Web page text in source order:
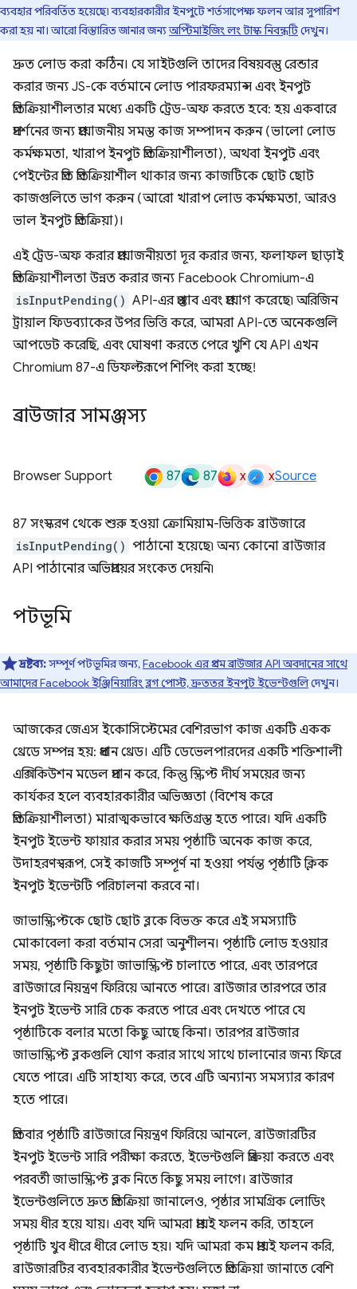
ব্যবহার পরিবর্তিত হয়েছে৷ ব্যবহারকারীর ইনপুটে শর্তসাপেক্ষ ফলন আর সুপারিশ
করা হয় না। আরো বিস্তারিত জানার জন্যঅপ্টিমাইজিং লং টাস্ক নিবন্ধটিদেখুন।
দ্রুত লোড করা কঠিন। যে সাইটগুলি তাদের বিষয়বস্তু রেন্ডার
করার জন্য JS-কে বর্তমানে লোড পারফরম্যান্স এবং ইনপুট
প্রতিক্রিয়াশীলতার মধ্যে একটি ট্রেড-অফ করতে হবে: হয় একবারে
প্রদর্শনের জন্য প্রয়োজনীয় সমস্ত কাজ সম্পাদন করুন (ভালো লোড
কর্মক্ষমতা, খারাপ ইনপুট প্রতিক্রিয়াশীলতা), অথবা ইনপুট এবং
পেইন্টের প্রতি প্রতিক্রিয়াশীল থাকার জন্য কাজটিকে ছোট ছোট
কাজগুলিতে ভাগ করুন (আরো খারাপ লোড কর্মক্ষমতা, আরও
ভাল ইনপুট প্রতিক্রিয়া)।
এই ট্রেড-অফ করার প্রয়োজনীয়তা দূর করার জন্য, ফলাফল ছাড়াই
প্রতিক্রিয়াশীলতা উন্নত করার জন্য Facebook Chromium-এ
isInputPending() API-এর প্রস্তাব এবং প্রয়োগ করেছে৷ অরিজিন
ট্রায়াল ফিডব্যাকের উপর ভিত্তি করে, আমরা API-তে অনেকগুলি
আপডেট করেছি, এবং ঘোষণা করতে পেরে খুশি যে API এখন
Chromium 87-এ ডিফল্টরূপে শিপিং করা হচ্ছে!
ব্রাউজার সামঞ্জস্য
Browser Support 87 87 x xSource
87 সংস্করণ থেকে শুরু হওয়া ক্রোমিয়াম-ভিত্তিক ব্রাউজারে
isInputPending() পাঠানো হয়েছে৷ অন্য কোনো ব্রাউজার
API পাঠানোর অভিপ্রায়ের সংকেত দেয়নি৷
পটভূমি
দ্রষ্টব্য:সম্পূর্ণ পটভূমির জন্য,Facebook এর প্রথম ব্রাউজার API অবদানের সাথে
আমাদের Facebook ইঞ্জিনিয়ারিং ব্লগ পোস্ট, দ্রুততর ইনপুট ইভেন্টগুলিদেখুন।
আজকের জেএস ইকোসিস্টেমের বেশিরভাগ কাজ একটি একক
থ্রেডে সম্পন্ন হয়: প্রধান থ্রেড। এটি ডেভেলপারদের একটি শক্তিশালী
এক্সিকিউশন মডেল প্রদান করে, কিন্তু স্ক্রিপ্ট দীর্ঘ সময়ের জন্য
কার্যকর হলে ব্যবহারকারীর অভিজ্ঞতা (বিশেষ করে
প্রতিক্রিয়াশীলতা) মারাত্মকভাবে ক্ষতিগ্রস্ত হতে পারে। যদি একটি
ইনপুট ইভেন্ট ফায়ার করার সময় পৃষ্ঠাটি অনেক কাজ করে,
উদাহরণস্বরূপ, সেই কাজটি সম্পূর্ণ না হওয়া পর্যন্ত পৃষ্ঠাটি ক্লিক
ইনপুট ইভেন্টটি পরিচালনা করবে না।
জাভাস্ক্রিপ্টকে ছোট ছোট ব্লকে বিভক্ত করে এই সমস্যাটি
মোকাবেলা করা বর্তমান সেরা অনুশীলন। পৃষ্ঠাটি লোড হওয়ার
সময়, পৃষ্ঠাটি কিছুটা জাভাস্ক্রিপ্ট চালাতে পারে, এবং তারপরে
ব্রাউজারে নিয়ন্ত্রণ ফিরিয়ে আনতে পারে। ব্রাউজার তারপরে তার
ইনপুট ইভেন্ট সারি চেক করতে পারে এবং দেখতে পারে যে
পৃষ্ঠাটিকে বলার মতো কিছু আছে কিনা। তারপর ব্রাউজার
জাভাস্ক্রিপ্ট ব্লকগুলি যোগ করার সাথে সাথে চালানোর জন্য ফিরে
যেতে পারে। এটি সাহায্য করে, তবে এটি অন্যান্য সমস্যার কারণ
হতে পারে।
প্রতিবার পৃষ্ঠাটি ব্রাউজারে নিয়ন্ত্রণ ফিরিয়ে আনলে, ব্রাউজারটির
ইনপুট ইভেন্ট সারি পরীক্ষা করতে, ইভেন্টগুলি প্রক্রিয়া করতে এবং
পরবর্তী জাভাস্ক্রিপ্ট ব্লক নিতে কিছু সময় লাগে। ব্রাউজার
ইভেন্টগুলিতে দ্রুত প্রতিক্রিয়া জানালেও, পৃষ্ঠার সামগ্রিক লোডিং
সময় ধীর হয়ে যায়। এবং যদি আমরা প্রায়ই ফলন করি, তাহলে
পৃষ্ঠাটি খুব ধীরে ধীরে লোড হয়। যদি আমরা কম প্রায়ই ফলন করি,
ব্রাউজারটির ব্যবহারকারীর ইভেন্টগুলিতে প্রতিক্রিয়া জানাতে বেশি